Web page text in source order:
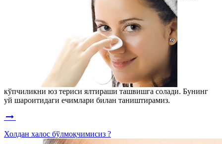
кўпчиликни юз териси ялтираши ташвишга солади. Бунинг
уй шароитидаги ечимлари билан таништирамиз.
Холдан халос бўлмоқчимисиз ?